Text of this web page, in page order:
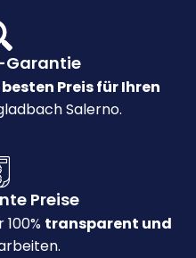
Garantie
besten Preis für Ihren
Salerno.
Preise
transparent und